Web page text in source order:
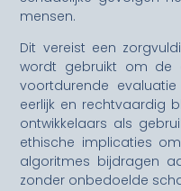
mensen.
Dit vereist een
wordt gebruikt om de
voortdurende
eerlijk en rechtvaardig
ontwikkelaars als
ethische implicaties
algoritmes bijdragen
zonder onbedoelde